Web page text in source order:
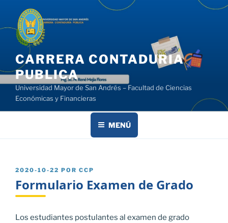
contenido
CARRERA CONTADURIA
PUBLICA
Universidad Mayor de San Andrés – Facultad de Ciencias
Económicas y Financieras
MENÚ
PUBLICADO
2020-10-22 POR CCP
Formulario Examen de Grado
Los estudiantes postulantes al examen de grado